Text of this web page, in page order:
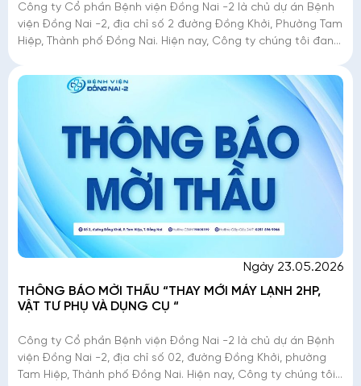
Công ty Cổ phần Bệnh viện Đồng Nai -2 là chủ dự án Bệnh
viện Đồng Nai -2, địa chỉ số 2 đường Đồng Khởi, Phường Tam
Hiệp, Thành phố Đồng Nai. Hiện nay, Công ty chúng tôi đang
Ngày 23.05.2026
THÔNG BÁO MỜI THẦU “THAY MỚI MÁY LẠNH 2HP,
VẬT TƯ PHỤ VÀ DỤNG CỤ “
Công ty Cổ phần Bệnh viện Đồng Nai -2 là chủ dự án Bệnh
viện Đồng Nai -2, địa chỉ số 02, đường Đồng Khởi, phường
Tam Hiệp, Thành phố Đồng Nai. Hiện nay, Công ty chúng tôi